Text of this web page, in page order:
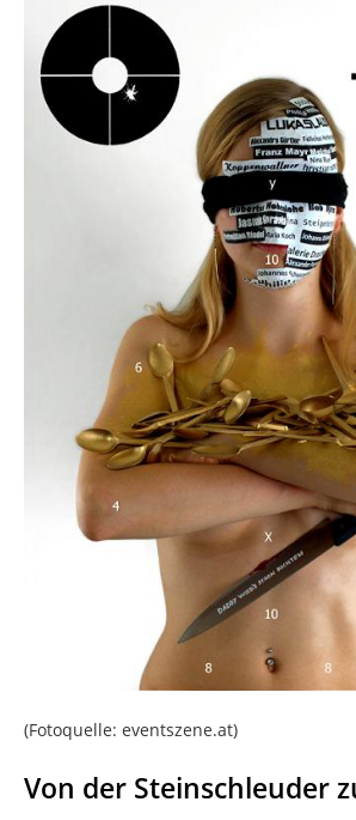
(Fotoquelle: eventszene.at)
Von der Steinschleuder